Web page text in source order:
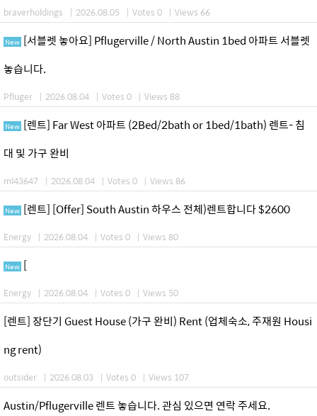
braverholdings | 2026.08.05 | Votes 0 | Views 66
New [서블렛 놓아요] Pflugerville / North Austin 1bed 아파트 서블렛
놓습니다.
Pfluger | 2026.08.04 | Votes 0 | Views 88
New [렌트] Far West 아파트 (2Bed/2bath or 1bed/1bath) 렌트- 침
대 및 가구 완비
ml43647 | 2026.08.04 | Votes 0 | Views 86
New [렌트] [Offer] South Austin 하우스 전체)렌트합니다 $2600
Energy | 2026.08.04 | Votes 0 | Views 80
New [
Energy | 2026.08.04 | Votes 0 | Views 50
[렌트] 장단기 Guest House (가구 완비) Rent (업체숙소, 주재원 Housi
ng rent)
outsider | 2026.08.03 | Votes 0 | Views 107
Austin/Pflugerville 렌트 놓습니다. 관심 있으면 연락 주세요.